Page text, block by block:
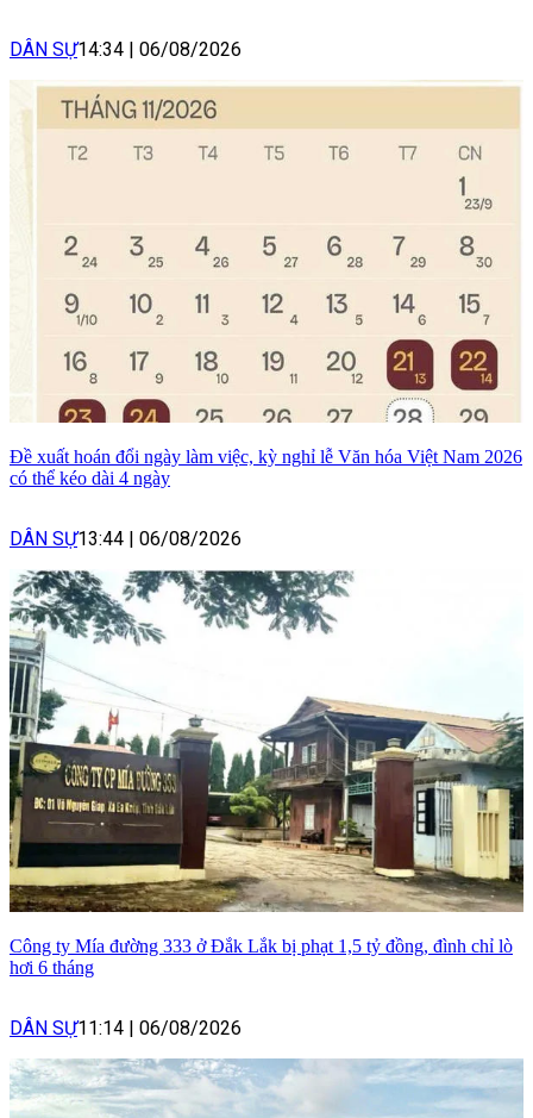
DÂN SỰ14:34 | 06/08/2026
Đề xuất hoán đổi ngày làm việc, kỳ nghỉ lễ Văn hóa Việt Nam 2026
có thể kéo dài 4 ngày
DÂN SỰ13:44 | 06/08/2026
Công ty Mía đường 333 ở Đắk Lắk bị phạt 1,5 tỷ đồng, đình chỉ lò
hơi 6 tháng
DÂN SỰ11:14 | 06/08/2026